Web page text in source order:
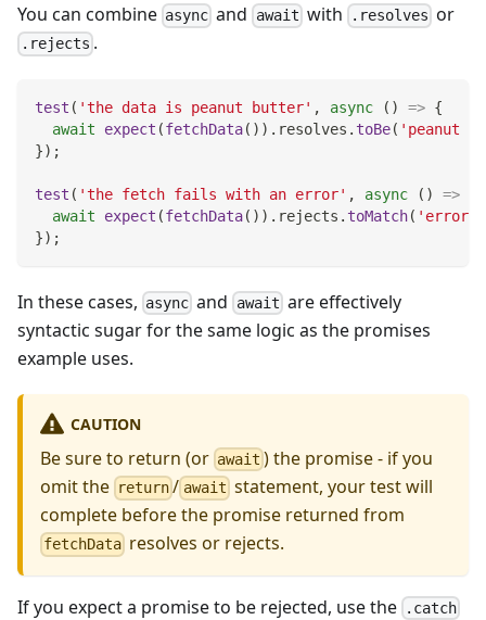
You can combine async and await with .resolves or
.rejects .
test ( 'the data is peanut butter' , async ( ) => {
await
expect (fetchData( ) ) . resolves . toBe( 'peanut
}) ;
test ( 'the fetch fails with an error' , async ( ) =>
await
expect (fetchData( ) ) . rejects . toMatch( 'error'
}) ;
In these cases, async and await are effectively
syntactic sugar for the same logic as the promises
example uses.
CAUTION
Be sure to return (or await ) the promise - if you
omit the return / await statement, your test will
complete before the promise returned from
fetchData resolves or rejects.
If you expect a promise to be rejected, use the .catch